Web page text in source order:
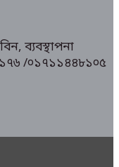
ব্যবস্থাপনা
/০১৭১১৪৪৮১০৫